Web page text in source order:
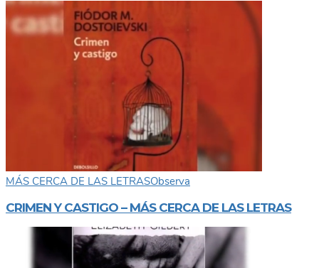
MÁS CERCA DE LAS LETRASObserva
CRIMEN Y CASTIGO – MÁS CERCA DE LAS LETRAS